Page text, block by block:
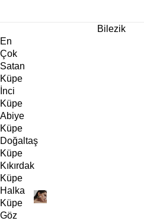
En
Çok
Satan
Küpe
İnci
Küpe
Abiye
Küpe
Doğaltaş
Küpe
Kıkırdak
Küpe
Halka
Küpe
Göz
Bilezik